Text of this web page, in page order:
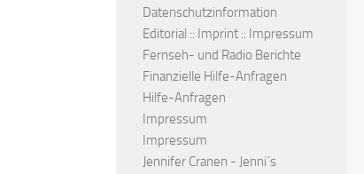
Datenschutzinformation
Editorial :: Imprint :: Impressum
Fernseh- und Radio Berichte
Finanzielle Hilfe-Anfragen
Hilfe-Anfragen
Impressum
Impressum
Jennifer Cranen - Jenni´s